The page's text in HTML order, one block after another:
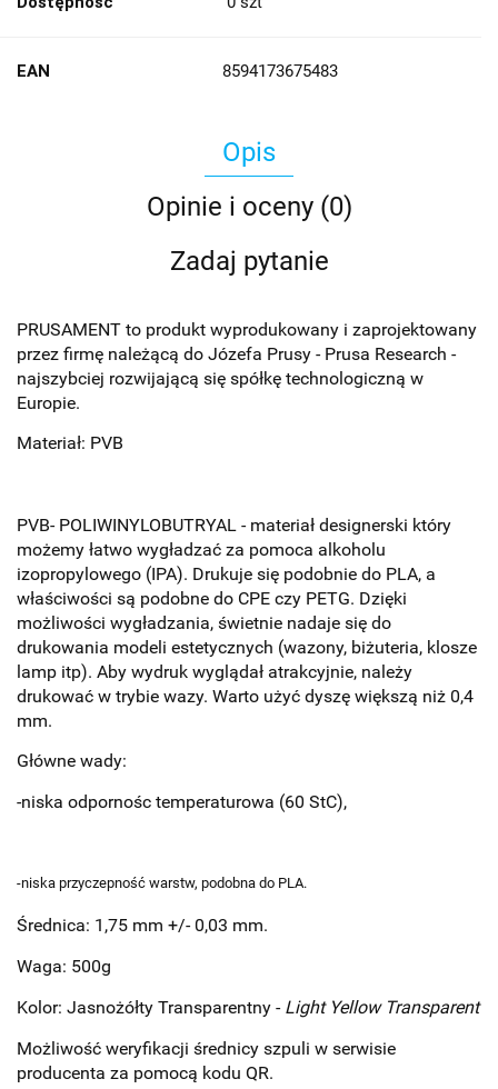
EAN 8594173675483
Opis
Opinie i oceny (0)
Zadaj pytanie
PRUSAMENT to produkt wyprodukowany i zaprojektowany
przez firmę należącą do Józefa Prusy - Prusa Research -
najszybciej rozwijającą się spółkę technologiczną w
Europie.
Materiał: PVB
PVB- POLIWINYLOBUTRYAL - materiał designerski który
możemy łatwo wygładzać za pomoca alkoholu
izopropylowego (IPA). Drukuje się podobnie do PLA, a
właściwości są podobne do CPE czy PETG. Dzięki
możliwości wygładzania, świetnie nadaje się do
drukowania modeli estetycznych (wazony, biżuteria, klosze
lamp itp). Aby wydruk wyglądał atrakcyjnie, należy
drukować w trybie wazy. Warto użyć dyszę większą niż 0,4
mm.
Główne wady:
-niska odpornośc temperaturowa (60 StC),
-niska przyczepność warstw, podobna do PLA.
Średnica: 1,75 mm +/- 0,03 mm.
Waga: 500g
Kolor: Jasnożółty Transparentny - Light Yellow Transparent
Możliwość weryfikacji średnicy szpuli w serwisie
producenta za pomocą kodu QR.